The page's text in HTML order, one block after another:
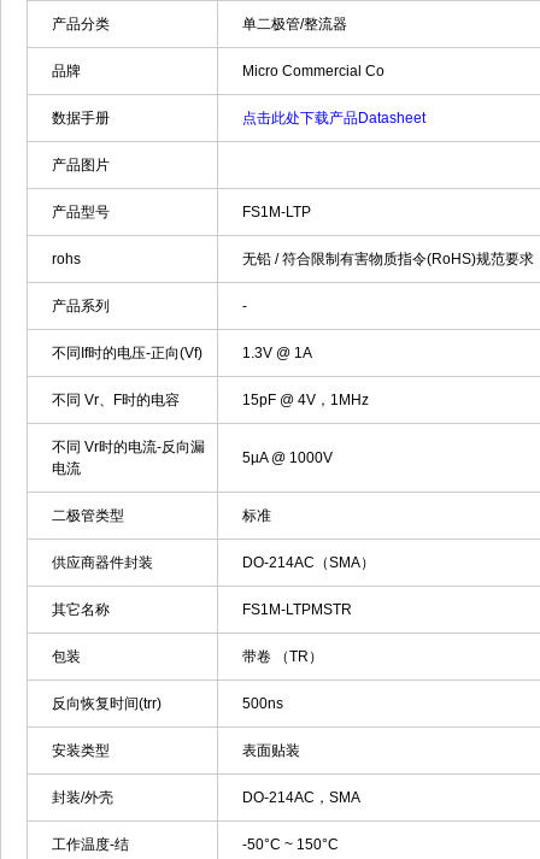
产品分类 单二极管/整流器
品牌 Micro Commercial Co
数据手册 点击此处下载产品Datasheet
产品图片
产品型号 FS1M-LTP
rohs 无铅 / 符合限制有害物质指令(RoHS)规范要求
产品系列 -
不同If时的电压-正向(Vf) 1.3V @ 1A
不同 Vr、F时的电容 15pF @ 4V，1MHz
不同 Vr时的电流-反向漏
电流
5µA @ 1000V
二极管类型 标准
供应商器件封装 DO-214AC（SMA）
其它名称 FS1M-LTPMSTR
包装 带卷 （TR）
反向恢复时间(trr) 500ns
安装类型 表面贴装
封装/外壳 DO-214AC，SMA
工作温度-结 -50°C ~ 150°C